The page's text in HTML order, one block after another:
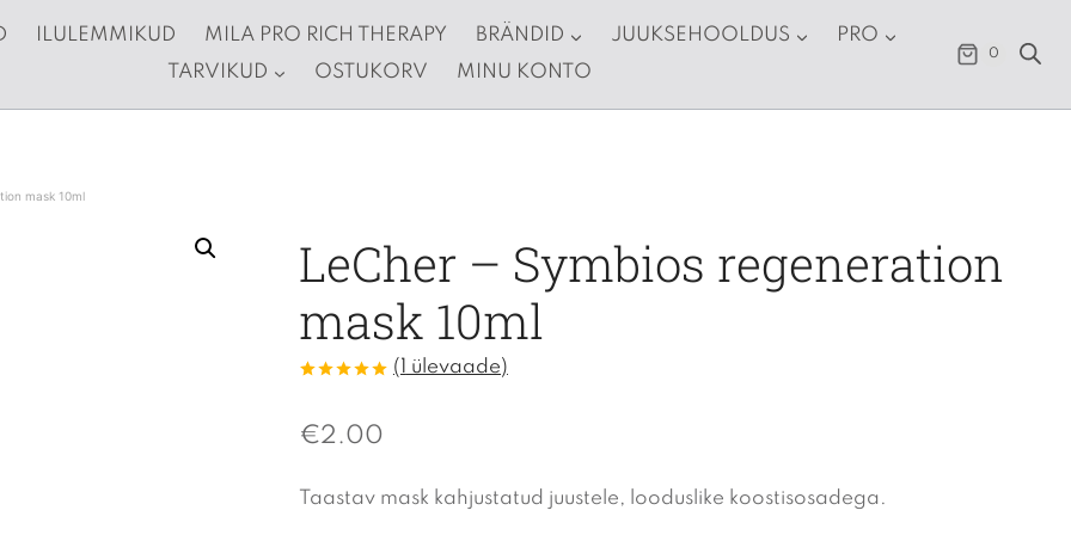
ILULEMMIKUD MILA PRO RICH THERAPY BRÄNDID JUUKSEHOOLDUS
PRO
TARVIKUD
OSTUKORV MINU KONTO
0
mask 10ml
LeCher – Symbios regeneration
mask 10ml
hinnangu
põhjal
( ülevaade)
€2.00
Taastav mask kahjustatud juustele, looduslike koostisosadega.